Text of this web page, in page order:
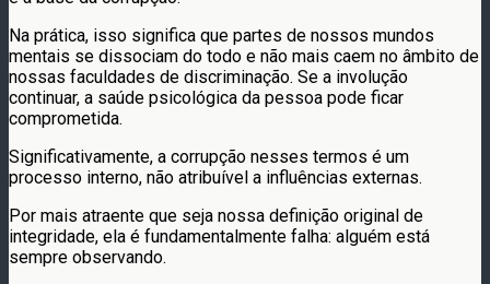
Na prática, isso significa que partes de nossos mundos
mentais se dissociam do todo e não mais caem no âmbito de
nossas faculdades de discriminação. Se a involução
continuar, a saúde psicológica da pessoa pode ficar
comprometida.
Significativamente, a corrupção nesses termos é um
processo interno, não atribuível a influências externas.
Por mais atraente que seja nossa definição original de
integridade, ela é fundamentalmente falha: alguém está
sempre observando.